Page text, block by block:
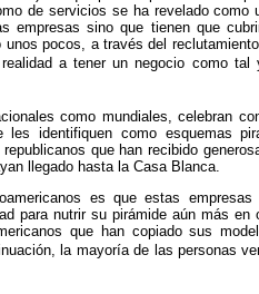
de servicios se ha revelado como
empresas sino que tienen que
pocos, a través del
a tener un negocio como
como mundiales, celebran
identifiquen como esquemas
que han recibido
llegado hasta la Casa Blanca.
es que estas
para nutrir su pirámide aún más
que han copiado sus
la mayoría de las personas